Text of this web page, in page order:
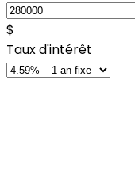
$
Taux d'intérêt